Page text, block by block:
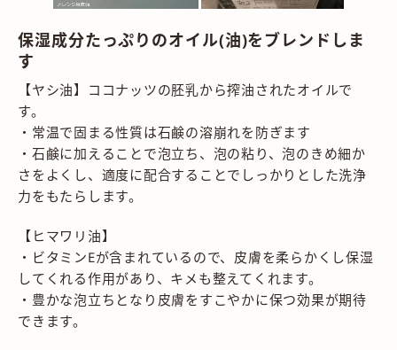
保湿成分たっぷりのオイル(油)をブレンドしま
す
【ヤシ油】ココナッツの胚乳から搾油されたオイルで
す。
・常温で固まる性質は石鹸の溶崩れを防ぎます
・石鹸に加えることで泡立ち、泡の粘り、泡のきめ細か
さをよくし、適度に配合することでしっかりとした洗浄
力をもたらします。
【ヒマワリ油】
・ビタミンEが含まれているので、皮膚を柔らかくし保湿
してくれる作用があり、キメも整えてくれます。
・豊かな泡立ちとなり皮膚をすこやかに保つ効果が期待
できます。